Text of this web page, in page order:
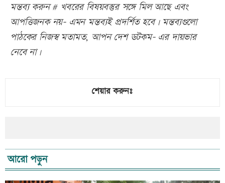
মন্তব্য করুন # খবরের বিষয়বস্তুর সঙ্গে মিল আছে এবং
আপত্তিজনক নয়- এমন মন্তব্যই প্রদর্শিত হবে। মন্তব্যগুলো
পাঠকের নিজস্ব মতামত, আপন দেশ ডটকম- এর দায়ভার
নেবে না।
শেয়ার করুনঃ
আরো পড়ুন